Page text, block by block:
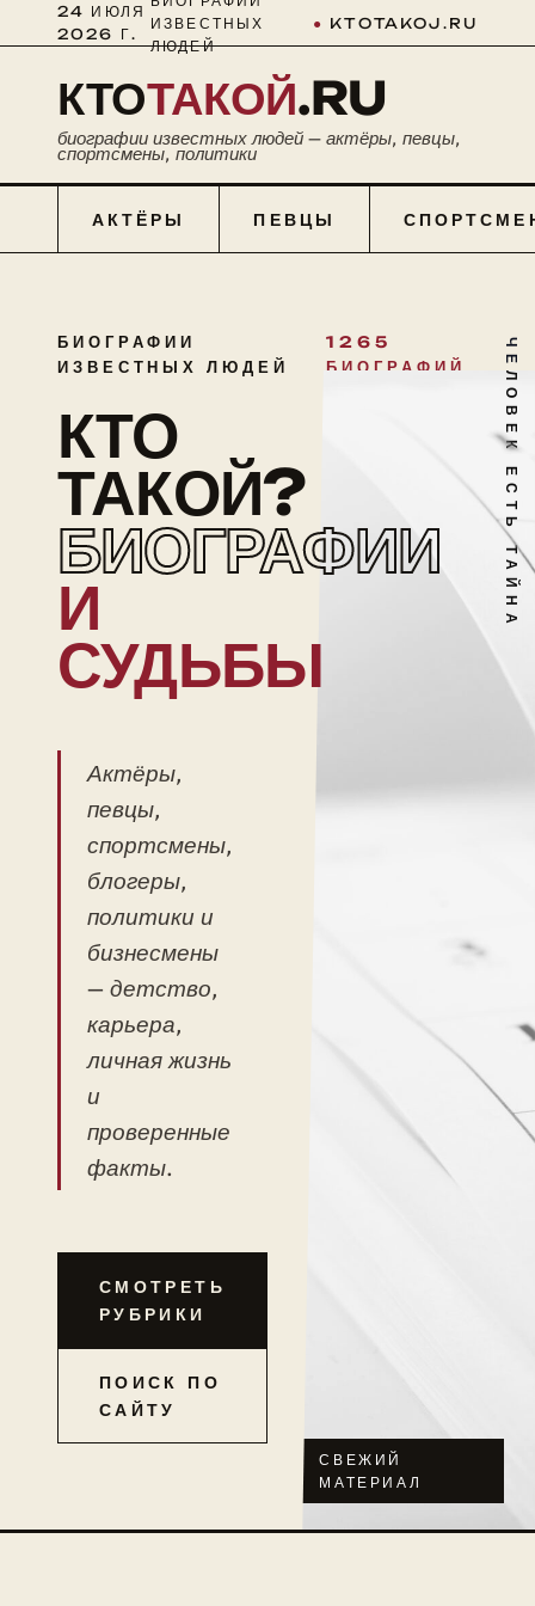
24 ИЮЛЯ
2026 Г.
ИЗВЕСТНЫХ
ЛЮДЕЙ
● KTOTAKOJ.RU
КТОТАКОЙ.RU
биографии известных людей — актёры, певцы,
спортсмены, политики
АКТЁРЫ ПЕВЦЫ
БИОГРАФИИ
ИЗВЕСТНЫХ ЛЮДЕЙ
1265
БИОГРАФИЙ
КТО
ТАКОЙ?
БИОГРАФИИ
И
СУДЬБЫ
Актёры,
певцы,
спортсмены,
блогеры,
политики и
бизнесмены
— детство,
карьера,
личная жизнь
и
проверенные
факты.
СМОТРЕТЬ
РУБРИКИ
ПОИСК ПО
САЙТУ
СВЕЖИЙ
МАТЕРИАЛ
ЧЕЛОВЕК ЕСТЬ ТАЙНА